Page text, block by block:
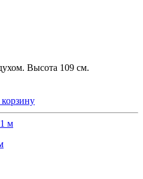
Высота 109 см.